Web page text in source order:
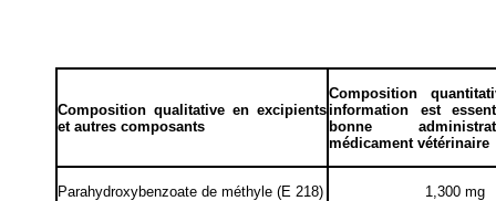
Composition qualitative en excipients
et autres composants
Composition
information est
bonne
médicament vétérinaire
Parahydroxybenzoate de méthyle (E 218) 1,300 mg